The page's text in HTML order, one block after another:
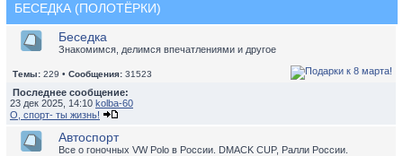
БЕСЕДКА (ПОЛОТЁРКИ)
Беседка
Знакомимся, делимся впечатлениями и другое
Темы: 229 • Сообщения: 31523
Последнее сообщение:
23 дек 2025, 14:10 kolba-60
О, спорт- ты жизнь!
Автоспорт
Все о гоночных VW Polo в России. DMACK CUP, Ралли России.